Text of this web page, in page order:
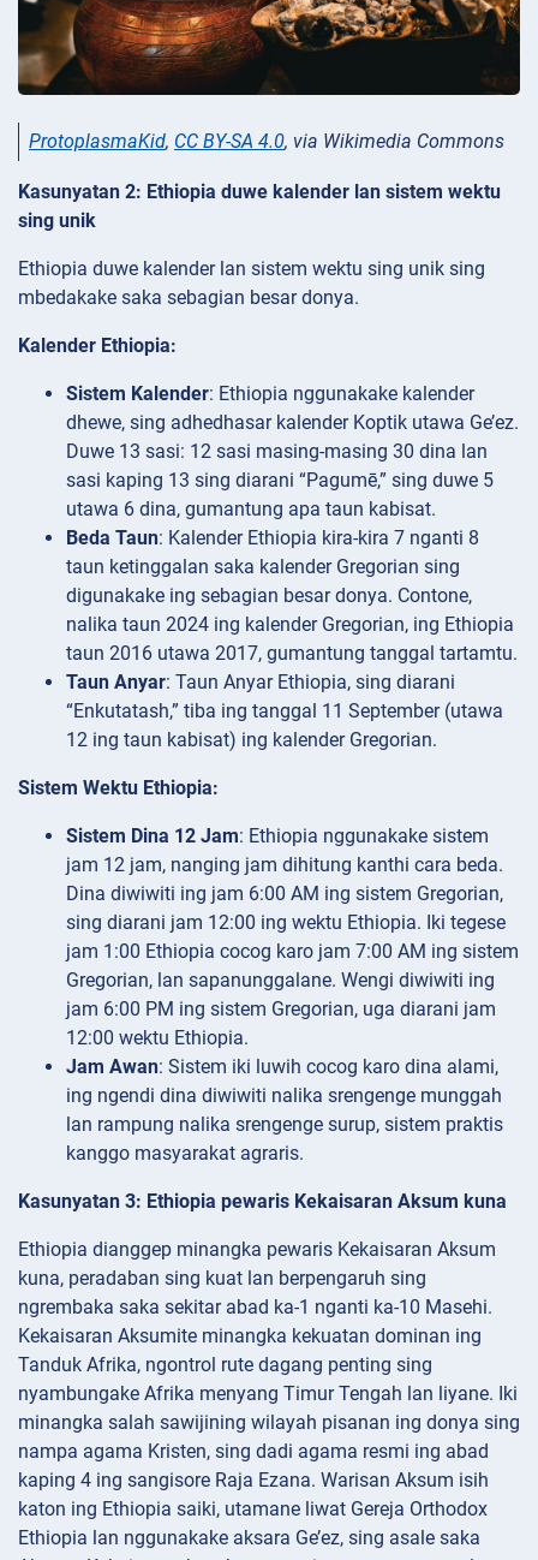
ProtoplasmaKid, CC BY-SA 4.0, via Wikimedia Commons
Kasunyatan 2: Ethiopia duwe kalender lan sistem wektu
sing unik
Ethiopia duwe kalender lan sistem wektu sing unik sing
mbedakake saka sebagian besar donya.
Kalender Ethiopia:
Sistem Kalender: Ethiopia nggunakake kalender
dhewe, sing adhedhasar kalender Koptik utawa Ge’ez.
Duwe 13 sasi: 12 sasi masing-masing 30 dina lan
sasi kaping 13 sing diarani “Pagumē,” sing duwe 5
utawa 6 dina, gumantung apa taun kabisat.
Beda Taun: Kalender Ethiopia kira-kira 7 nganti 8
taun ketinggalan saka kalender Gregorian sing
digunakake ing sebagian besar donya. Contone,
nalika taun 2024 ing kalender Gregorian, ing Ethiopia
taun 2016 utawa 2017, gumantung tanggal tartamtu.
Taun Anyar: Taun Anyar Ethiopia, sing diarani
“Enkutatash,” tiba ing tanggal 11 September (utawa
12 ing taun kabisat) ing kalender Gregorian.
Sistem Wektu Ethiopia:
Sistem Dina 12 Jam: Ethiopia nggunakake sistem
jam 12 jam, nanging jam dihitung kanthi cara beda.
Dina diwiwiti ing jam 6:00 AM ing sistem Gregorian,
sing diarani jam 12:00 ing wektu Ethiopia. Iki tegese
jam 1:00 Ethiopia cocog karo jam 7:00 AM ing sistem
Gregorian, lan sapanunggalane. Wengi diwiwiti ing
jam 6:00 PM ing sistem Gregorian, uga diarani jam
12:00 wektu Ethiopia.
Jam Awan: Sistem iki luwih cocog karo dina alami,
ing ngendi dina diwiwiti nalika srengenge munggah
lan rampung nalika srengenge surup, sistem praktis
kanggo masyarakat agraris.
Kasunyatan 3: Ethiopia pewaris Kekaisaran Aksum kuna
Ethiopia dianggep minangka pewaris Kekaisaran Aksum
kuna, peradaban sing kuat lan berpengaruh sing
ngrembaka saka sekitar abad ka-1 nganti ka-10 Masehi.
Kekaisaran Aksumite minangka kekuatan dominan ing
Tanduk Afrika, ngontrol rute dagang penting sing
nyambungake Afrika menyang Timur Tengah lan liyane. Iki
minangka salah sawijining wilayah pisanan ing donya sing
nampa agama Kristen, sing dadi agama resmi ing abad
kaping 4 ing sangisore Raja Ezana. Warisan Aksum isih
katon ing Ethiopia saiki, utamane liwat Gereja Orthodox
Ethiopia lan nggunakake aksara Ge’ez, sing asale saka